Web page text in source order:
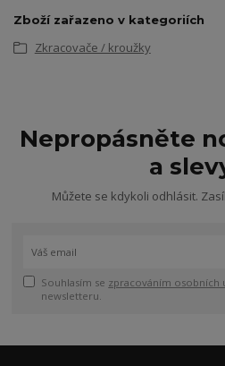
Zboží zařazeno v kategoriích
Zkracovače / kroužky
Nepropásněte
a
Můžete se kdykoli odhlásit.
Souhlasím se zpracováním osobních
newsletteru.